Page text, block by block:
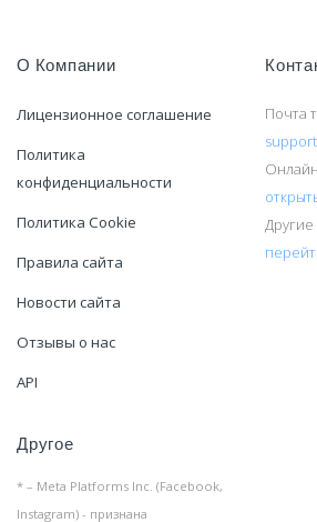
О Компании
Лицензионное соглашение
Политика
конфиденциальности
Политика Cookie
Правила сайта
Новости сайта
Отзывы о нас
API
Почта
Другие
Другое
* – Meta Platforms Inc. (Facebook,
Instagram) - признана